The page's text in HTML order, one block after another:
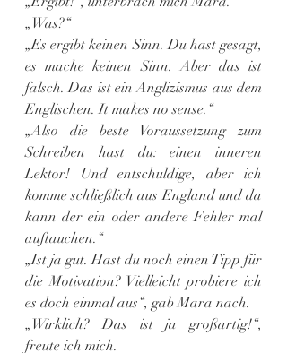
„Was?“
„Es ergibt keinen Sinn. Du hast gesagt,
es mache keinen Sinn. Aber das ist
falsch. Das ist ein Anglizismus aus dem
Englischen. It makes no sense.“
„Also die beste Voraussetzung zum
Schreiben hast du: einen inneren
Lektor! Und entschuldige, aber ich
komme schließlich aus England und da
kann der ein oder andere Fehler mal
auftauchen.“
„Ist ja gut. Hast du noch einen Tipp für
die Motivation? Vielleicht probiere ich
es doch einmal aus“, gab Mara nach.
„Wirklich? Das ist ja großartig!“,
freute ich mich.